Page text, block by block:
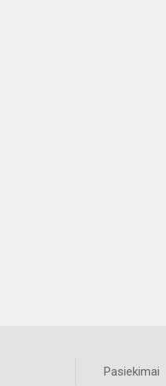
Pasiekimai